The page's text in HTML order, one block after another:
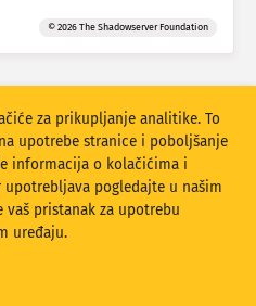
Oznaka
Preklapajući
Resetiraj
kao PNG
© 2026 The Shadowserver Foundation
FOUNDATION
nam se Zahvale
za prikupljanje analitike. To
upotrebe stranice i poboljšanje
informacija o kolačićima i
pogledajte u našim
vaš pristanak za upotrebu
uređaju.